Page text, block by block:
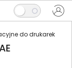
do drukarek